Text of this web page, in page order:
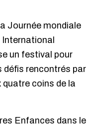
Journée mondiale
International
un festival pour
défis rencontrés par
coins de la
Enfances dans le